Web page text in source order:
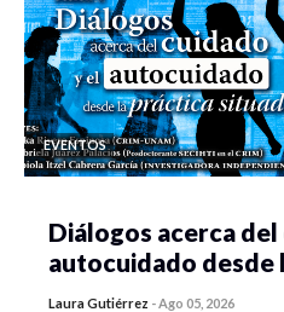
EVENTOS
Diálogos acerca
autocuidado desde
Laura Gutiérrez -Ago 05, 2026